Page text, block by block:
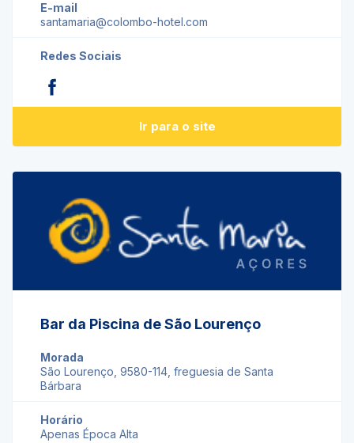
E-mail
santamaria@colombo-hotel.com
Redes Sociais
Ir para o site
Bar da Piscina de São Lourenço
Morada
São Lourenço, 9580-114, freguesia de Santa
Bárbara
Horário
Apenas Época Alta